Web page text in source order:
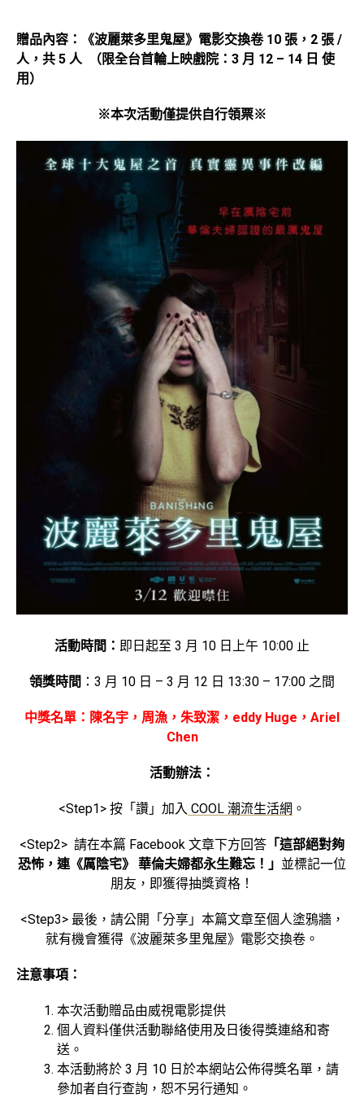
贈品內容：《波麗萊多里鬼屋》電影交換卷 10 張，2 張 /
人，共 5 人 （限全台首輪上映戲院：3 月 12 – 14 日 使
用）
※本次活動僅提供自行領票※
活動時間： 即日起至 3 月 10 日上午 10:00 止
領獎時間 ：3 月 10 日 – 3 月 12 日 13:30 – 17:00 之間
中獎名單：陳名宇，周漁，朱致潔，eddy Huge，Ariel
Chen
活動辦法：
<Step1> 按「讚」加入 COOL 潮流生活網 。
<Step2> 請在本篇 Facebook 文章下方回答 「這部絕對夠
恐怖，連《厲陰宅》 華倫夫婦都永生難忘！」 並標記一位
朋友，即獲得抽獎資格！
<Step3> 最後，請公開「分享」本篇文章至個人塗鴉牆，
就有機會獲得《波麗萊多里鬼屋》電影交換卷。
注意事項：
本次活動贈品由威視電影提供
個人資料僅供活動聯絡使用及日後得獎連絡和寄
送。
本活動將於 3 月 10 日於本網站公佈得獎名單，請
參加者自行查詢，恕不另行通知。